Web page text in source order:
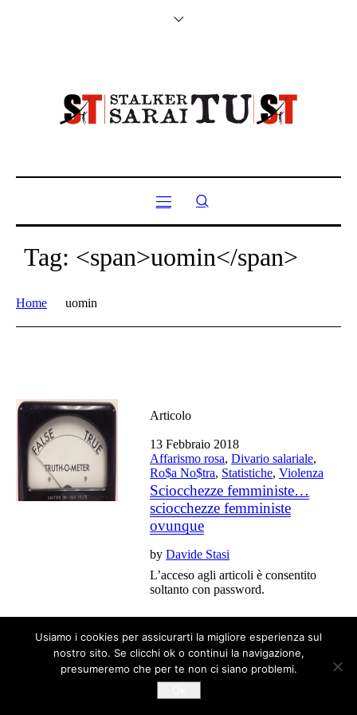
Tag: <span>uomin</span>
Home uomin
Articolo
13 Febbraio 2018
Affarismo rosa,Divario salariale,
Ro$a No$tra, Statistiche,Violenza
Sciocchezze femministe…
sciocchezze femministe
ovunque
byDavide Stasi
L’acceso agli articoli è consentito
soltanto con password.
Tutti gli articoli del blog sono liberi da copyright
Usiamo i cookies per assicurarti la migliore esperienza sul
nostro sito. Se clicchi ok o continui la navigazione,
presumeremo che per te non ci siano problemi.